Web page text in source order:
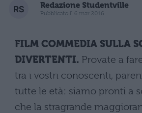
Redazione Studentville
Pubblicato il 6 mar 2016
FILM COMMEDIA SULLA
DIVERTENTI. Provate a
tra i vostri conoscenti,
tutte le età: siamo pronti a
che la stragrande